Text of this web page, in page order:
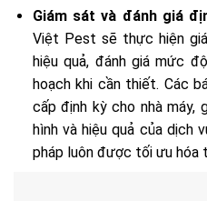
Giám sát và đánh giá
Việt Pest sẽ thực hiện
hiệu quả, đánh giá mức
hoạch khi cần thiết. Các
cấp định kỳ cho nhà máy,
hình và hiệu quả của dịch
pháp luôn được tối ưu hóa